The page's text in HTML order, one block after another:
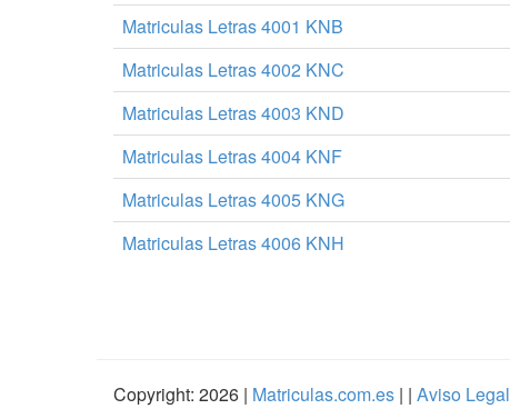
Matriculas Letras 4001 KNB
Matriculas Letras 4002 KNC
Matriculas Letras 4003 KND
Matriculas Letras 4004 KNF
Matriculas Letras 4005 KNG
Matriculas Letras 4006 KNH
Copyright: 2026 | Matriculas.com.es | | Aviso Legal